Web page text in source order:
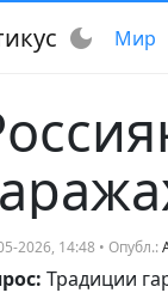
dark_mode Мир
2026, 14:48 • Опубл.:
Традиции